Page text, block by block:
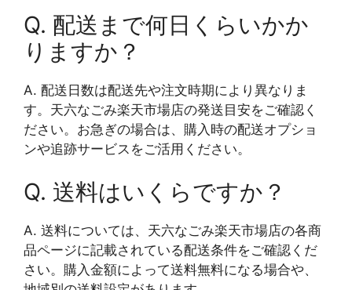
Q. 配送まで何日くらいかか
りますか？
A. 配送日数は配送先や注文時期により異なりま
す。天六なごみ楽天市場店の発送目安をご確認く
ださい。お急ぎの場合は、購入時の配送オプショ
ンや追跡サービスをご活用ください。
Q. 送料はいくらですか？
A. 送料については、天六なごみ楽天市場店の各商
品ページに記載されている配送条件をご確認くだ
さい。購入金額によって送料無料になる場合や、